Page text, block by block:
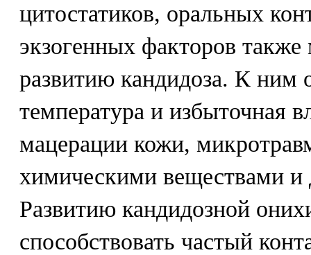
цитостатиков, оральных
экзогенных факторов
развитию кандидоза. К ним
температура и избыточная
мацерации кожи,
химическими веществами и
Развитию кандидозной
способствовать частый